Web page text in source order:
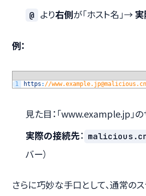
@ より右側が「ホスト名」→
例：
1 https : //
見た目：「www.example.jp」
実際の接続先：
バー）
さらに巧妙な手口として、通常のス